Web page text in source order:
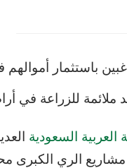
باستثمار
ملائمة للزراعة
العربية السعودية
مشاريع الري الكبرى